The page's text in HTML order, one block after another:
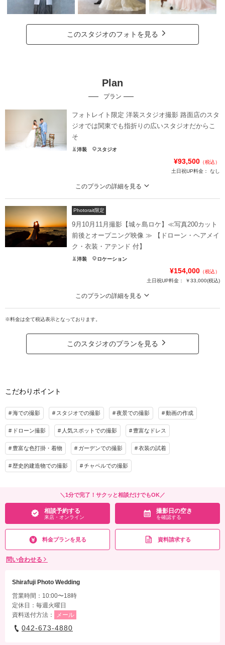
このスタジオのフォトを見る
Plan
プラン
フォトレイト限定 洋装スタジオ撮影 路面店のスタ
ジオでは関東でも指折りの広いスタジオだからこ
そ
洋装 スタジオ
¥93,500 （税込）
土日祝UP料金：
なし
このプランの詳細を見る
フォトレイト限定 洋装スタジオ撮影 路面店のスタジオでは関東でも指折りの広
いスタジオだからこそ
八王子の自社スタジオでの最安値プランです。
衣装・メイク・小物も全てついております。
プラン詳細
小物一式
データ
衣装追加 会食 挙式
家族と撮影 家族用衣装レンタル
相談予約する
来店・オンライン
撮影日の空き
を確認する
Photorait限定
9月10月11月撮影【城ヶ島ロケ】≪写真200カット
前後とオープニング映像 ≫ 【ドローン・ヘアメイ
ク・衣装・アテンド 付】
洋装 ロケーション
¥154,000 （税込）
土日祝UP料金：
￥33,000(税込)
このプランの詳細を見る
9月10月11月撮影【城ヶ島ロケ】≪写真200カット前後とオープニング映像 ≫
【ドローン・ヘアメイク・衣装・アテンド 付】
着付け
衣装追加 挙式
家族と撮影 家族用衣装レンタル
その他含むもの
ドローン撮影 オープニング映像 写真撮影
※料金は全て税込表示となっております。
このスタジオのプランを見る
こだわりポイント
海での撮影 スタジオでの撮影 夜景での撮影 動画の作成
ドローン撮影 人気スポットでの撮影 豊富なドレス
豊富な色打掛・着物 ガーデンでの撮影 衣装の試着
歴史的建造物での撮影 チャペルでの撮影
＼1分で完了！サクッと相談だけでもOK／
相談予約する
来店・オンライン
撮影日の空き
を確認する
料金プランを見る 資料請求する
問い合わせる
Shirafuji Photo Wedding
営業時間：10:00〜18時
定休日：毎週火曜日
資料送付方法：
メール
042-673-4880